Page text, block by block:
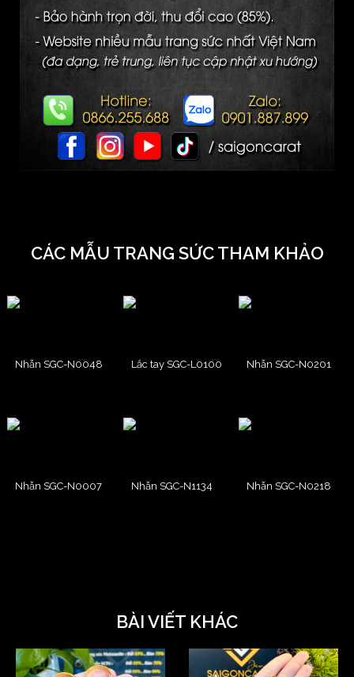
CÁC MẪU TRANG SỨC THAM KHẢO
Nhẫn SGC-N0048 Lắc tay SGC-L0100 Nhẫn SGC-N0201
Nhẫn SGC-N0007 Nhẫn SGC-N1134 Nhẫn SGC-N0218
BÀI VIẾT KHÁC